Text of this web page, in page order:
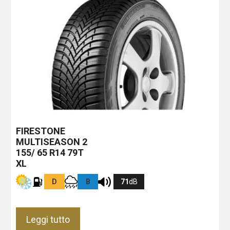
FIRESTONE
MULTISEASON 2
155/ 65 R14 79T
XL
D B 71dB
Leggi tutto